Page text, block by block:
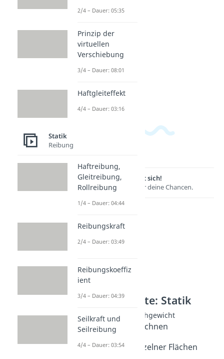
Lernen lohnt sich!
Entdecke hier deine Chancen.
Weitere Inhalte: Statik
Schwerpunkt & Gleichgewicht
Schwerpunkt berechnen
Schwerpunkte einzelner Flächen
2/4 – Dauer: 05:35
Prinzip der
virtuellen
Verschiebung
3/4 – Dauer: 08:01
Haftgleiteffekt
4/4 – Dauer: 03:16
Statik
Reibung
Haftreibung,
Gleitreibung,
Rollreibung
1/4 – Dauer: 04:44
Reibungskraft
2/4 – Dauer: 03:49
Reibungskoeffiz
ient
3/4 – Dauer: 04:39
Seilkraft und
Seilreibung
4/4 – Dauer: 03:54